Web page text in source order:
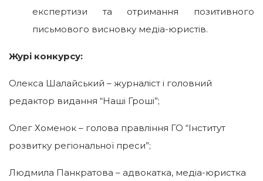
експертизи та отримання позитивного
письмового висновку медіа-юристів.
Журі конкурсу:
Олекса Шалайський – журналіст і головний
редактор видання “Наші Гроші”;
Олег Хоменок – голова правління ГО “Інститут
розвитку регіональної преси”;
Людмила Панкратова – адвокатка, медіа-юристка